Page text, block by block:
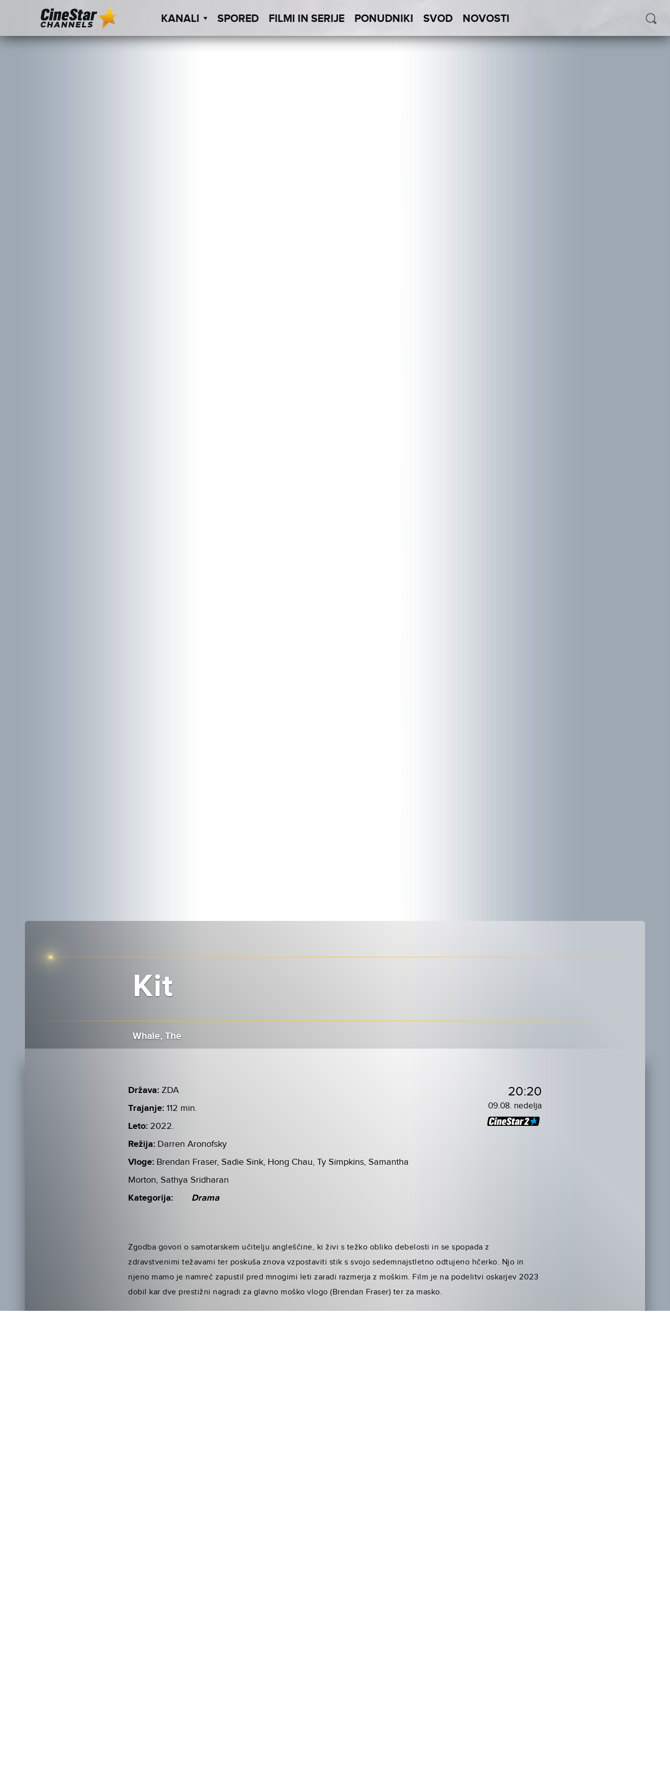
KANALI SPORED FILMI IN SERIJE PONUDNIKI SVOD NOVOSTI
Kit
Whale, The
Država: ZDA
Trajanje: 112 min.
Leto: 2022.
Režija: Darren Aronofsky
Vloge: Brendan Fraser, Sadie Sink, Hong Chau, Ty Simpkins, Samantha
Morton, Sathya Sridharan
Kategorija: Drama
20:20
09.08. nedelja
Zgodba govori o samotarskem učitelju angleščine, ki živi s težko obliko debelosti in se spopada z
zdravstvenimi težavami ter poskuša znova vzpostaviti stik s svojo sedemnajstletno odtujeno hčerko. Njo in
njeno mamo je namreč zapustil pred mnogimi leti zaradi razmerja z moškim. Film je na podelitvi oskarjev 2023
dobil kar dve prestižni nagradi za glavno moško vlogo (Brendan Fraser) ter za masko.